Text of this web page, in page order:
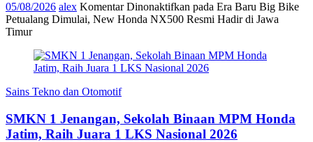
05/08/2026 alex Komentar Dinonaktifkan pada Era Baru Big Bike
Petualang Dimulai, New Honda NX500 Resmi Hadir di Jawa
Timur
Sains Tekno dan Otomotif
SMKN 1 Jenangan, Sekolah Binaan MPM Honda
Jatim, Raih Juara 1 LKS Nasional 2026